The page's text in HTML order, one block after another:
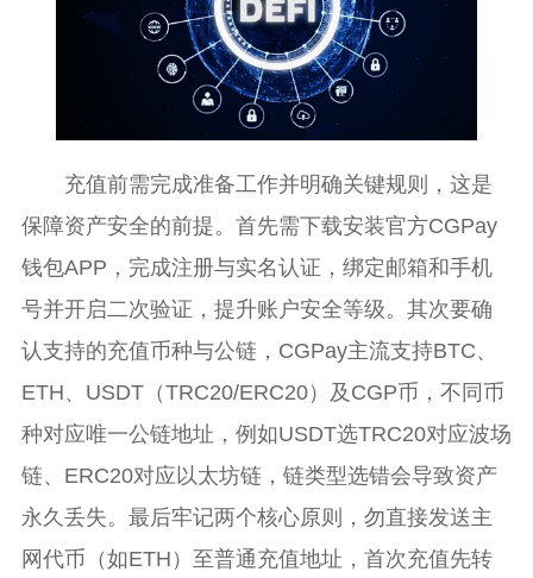
充值前需完成准备工作并明确关键规则，这是
保障资产安全的前提。首先需下载安装官方CGPay
钱包APP，完成注册与实名认证，绑定邮箱和手机
号并开启二次验证，提升账户安全等级。其次要确
认支持的充值币种与公链，CGPay主流支持BTC、
ETH、USDT（TRC20/ERC20）及CGP币，不同币
种对应唯一公链地址，例如USDT选TRC20对应波场
链、ERC20对应以太坊链，链类型选错会导致资产
永久丢失。最后牢记两个核心原则，勿直接发送主
网代币（如ETH）至普通充值地址，首次充值先转